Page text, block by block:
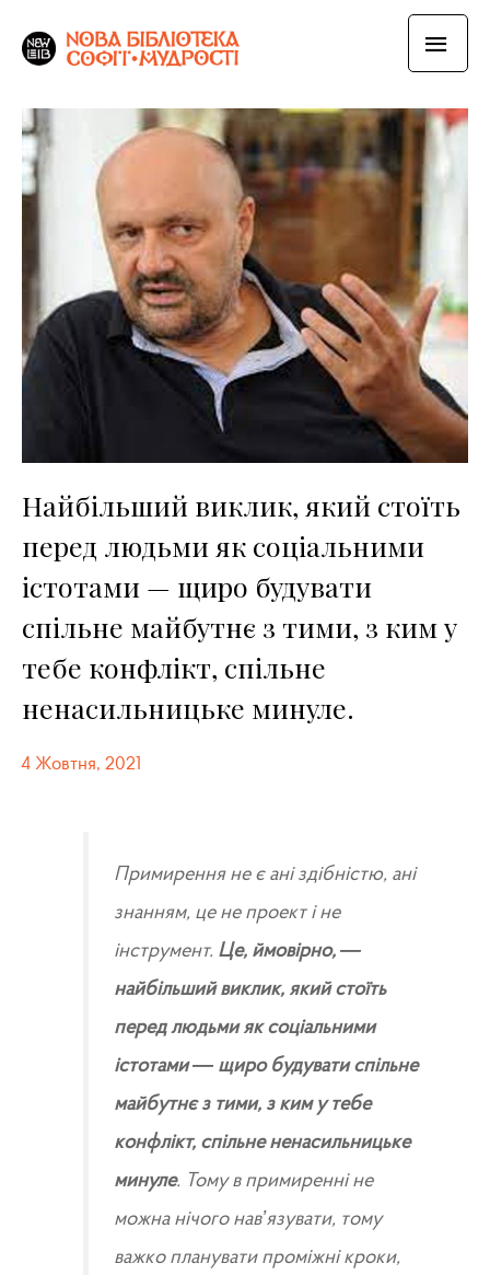
Найбільший виклик, який стоїть
перед людьми як соціальними
істотами — щиро будувати
спільне майбутнє з тими, з ким у
тебе конфлікт, спільне
ненасильницьке минуле.
4 Жовтня, 2021
Примирення не є ані здібністю, ані
знанням, це не проект і не
інструмент. Це, ймовірно, —
найбільший виклик, який стоїть
перед людьми як соціальними
істотами — щиро будувати спільне
майбутнє з тими, з ким у тебе
конфлікт, спільне ненасильницьке
минуле. Тому в примиренні не
можна нічого нав’язувати, тому
важко планувати проміжні кроки,